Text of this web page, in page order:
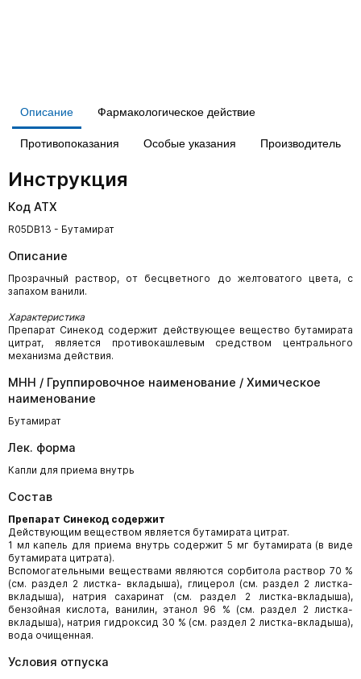
Описание Фармакологическое действие
Противопоказания Особые указания Производитель
Инструкция
Код АТХ
R05DB13 - Бутамират
Описание
Прозрачный раствор, от бесцветного до желтоватого цвета, с
запахом ванили.
Характеристика
Препарат Синекод содержит действующее вещество бутамирата
цитрат, является противокашлевым средством центрального
механизма действия.
МНН / Группировочное наименование / Химическое
наименование
Бутамират
Лек. форма
Капли для приема внутрь
Состав
Препарат Синекод содержит
Действующим веществом является бутамирата цитрат.
1 мл капель для приема внутрь содержит 5 мг бутамирата (в виде
бутамирата цитрата).
Вспомогательными веществами являются сорбитола раствор 70 %
(см. раздел 2 листка- вкладыша), глицерол (см. раздел 2 листка-
вкладыша), натрия сахаринат (см. раздел 2 листка-вкладыша),
бензойная кислота, ванилин, этанол 96 % (см. раздел 2 листка-
вкладыша), натрия гидроксид 30 % (см. раздел 2 листка-вкладыша),
вода очищенная.
Условия отпуска